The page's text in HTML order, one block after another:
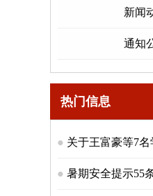
新闻
通知
热门信息
关于王富豪等7
公示
暑期安全提示55